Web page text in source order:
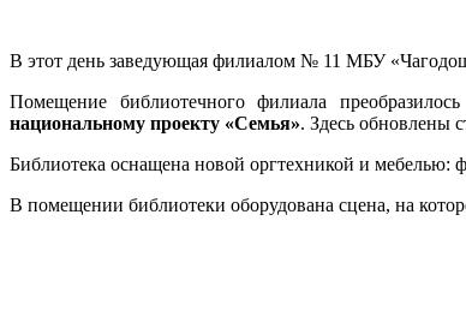
В этот день заведующая филиалом № 11 МБУ
Помещение библиотечного филиала
национальному проекту «Семья». Здесь обновлены
Библиотека оснащена новой оргтехникой и
В помещении библиотеки оборудована сцена, на